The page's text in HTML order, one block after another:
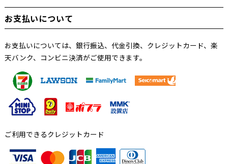
お支払いについて
お支払いについては、銀行振込、代金引換、クレジットカード、楽
天バンク、コンビニ決済がご使用できます。
ご利用できるクレジットカード